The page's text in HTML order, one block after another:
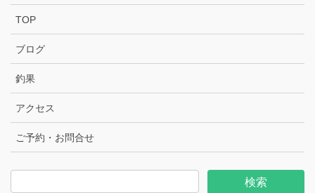
TOP
ブログ
釣果
アクセス
ご予約・お問合せ